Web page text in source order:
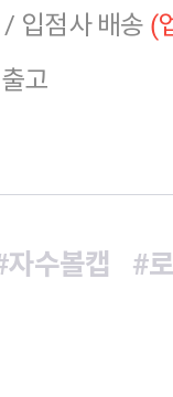
/ 입점사 배송 (
고
자수볼캡
#